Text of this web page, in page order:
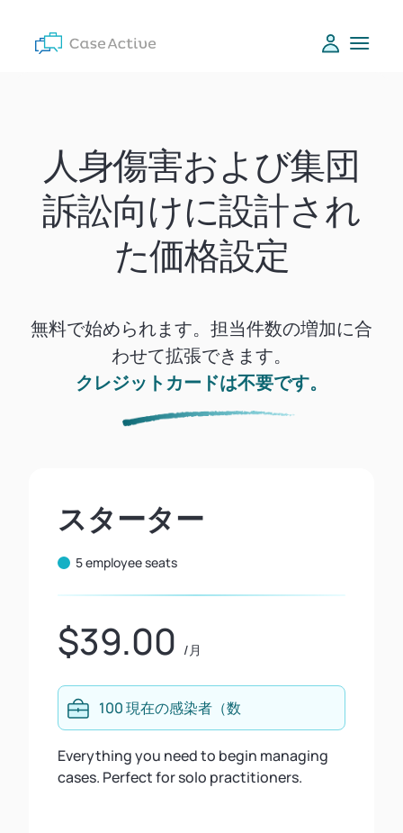
人身傷害および集団
訴訟向けに設計され
た価格設定
無料で始められます。担当件数の増加に合
わせて拡張できます。
クレジットカードは不要です。
スターター
5 employee seats
$39.00 /月
100 現在の感染者（数
Everything you need to begin managing
cases. Perfect for solo practitioners.